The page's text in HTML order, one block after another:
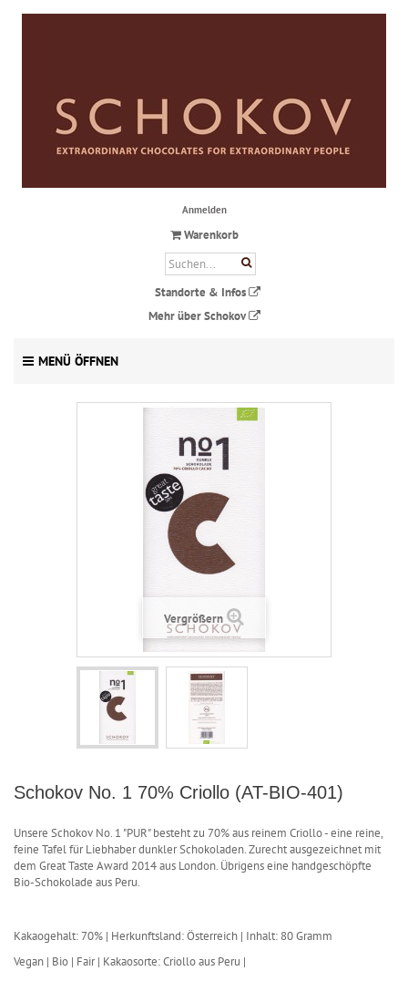
Anmelden
Warenkorb
Standorte & Infos
Mehr über Schokov
MENÜ ÖFFNEN
Vergrößern
Schokov No. 1 70% Criollo (AT-BIO-401)
Unsere Schokov No. 1 "PUR" besteht zu 70% aus reinem Criollo - eine reine,
feine Tafel für Liebhaber dunkler Schokoladen. Zurecht ausgezeichnet mit
dem Great Taste Award 2014 aus London. Übrigens eine handgeschöpfte
Bio-Schokolade aus Peru.
Kakaogehalt: 70% | Herkunftsland: Österreich | Inhalt: 80 Gramm
Vegan | Bio | Fair | Kakaosorte: Criollo aus Peru |